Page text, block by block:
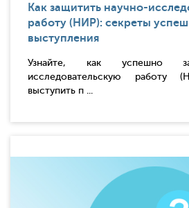
Как защитить научно-
работу (НИР): секреты
выступления
Узнайте, как успешно
исследовательскую работу
выступить п ...